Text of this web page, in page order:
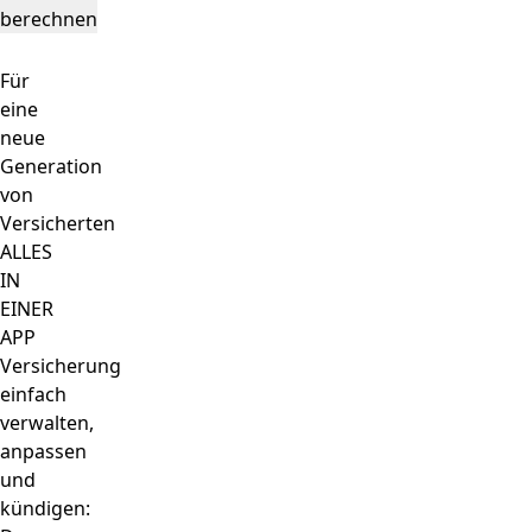
berechnen
Für
eine
neue
Generation
von
Versicherten
ALLES
IN
EINER
APP
Versicherung
einfach
verwalten,
anpassen
und
kündigen: